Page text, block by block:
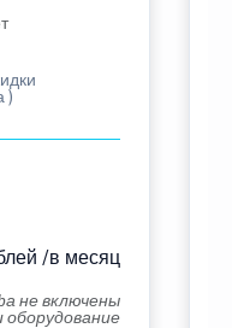
)
/в месяц
не включены
оборудование